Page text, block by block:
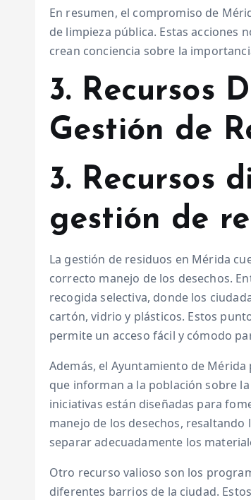
En resumen, el compromiso de
de limpieza pública. Estas acciones
crean conciencia sobre la
3. Recursos
Gestión de
3. Recursos
gestión de
La gestión de residuos en Mérida
correcto manejo de los desechos.
recogida selectiva, donde los
cartón, vidrio y plásticos. Estos
permite un acceso fácil y cómodo
Además, el Ayuntamiento de
que informan a la población sobre
iniciativas están diseñadas para
manejo de los desechos,
separar adecuadamente los
Otro recurso valioso son los
diferentes barrios de la ciudad.